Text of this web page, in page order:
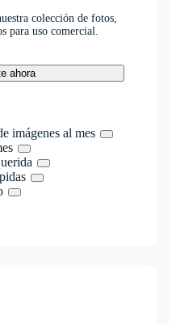
colección de fotos,
para uso comercial.
ahora
imágenes al mes